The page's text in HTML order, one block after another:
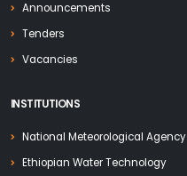
Announcements
Tenders
Vacancies
INSTITUTIONS
National Meteorological Agency
Ethiopian Water Technology